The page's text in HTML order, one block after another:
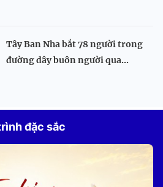
Tây Ban Nha bắt 78 người trong
đường dây buôn người qua...
đặc sắc